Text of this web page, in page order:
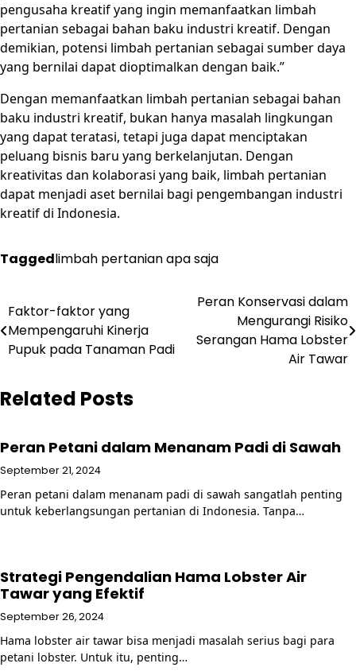
pengusaha kreatif yang ingin memanfaatkan limbah
pertanian sebagai bahan baku industri kreatif. Dengan
demikian, potensi limbah pertanian sebagai sumber daya
yang bernilai dapat dioptimalkan dengan baik.”
Dengan memanfaatkan limbah pertanian sebagai bahan
baku industri kreatif, bukan hanya masalah lingkungan
yang dapat teratasi, tetapi juga dapat menciptakan
peluang bisnis baru yang berkelanjutan. Dengan
kreativitas dan kolaborasi yang baik, limbah pertanian
dapat menjadi aset bernilai bagi pengembangan industri
kreatif di Indonesia.
Taggedlimbah pertanian apa saja
Post
navigation
Faktor-faktor yang
Mempengaruhi Kinerja
Pupuk pada Tanaman Padi
Peran Konservasi dalam
Mengurangi Risiko
Serangan Hama Lobster
Air Tawar
Related Posts
Peran Petani dalam Menanam Padi di Sawah
September 21, 2024
Peran petani dalam menanam padi di sawah sangatlah penting
untuk keberlangsungan pertanian di Indonesia. Tanpa…
Strategi Pengendalian Hama Lobster Air
Tawar yang Efektif
September 26, 2024
Hama lobster air tawar bisa menjadi masalah serius bagi para
petani lobster. Untuk itu, penting…